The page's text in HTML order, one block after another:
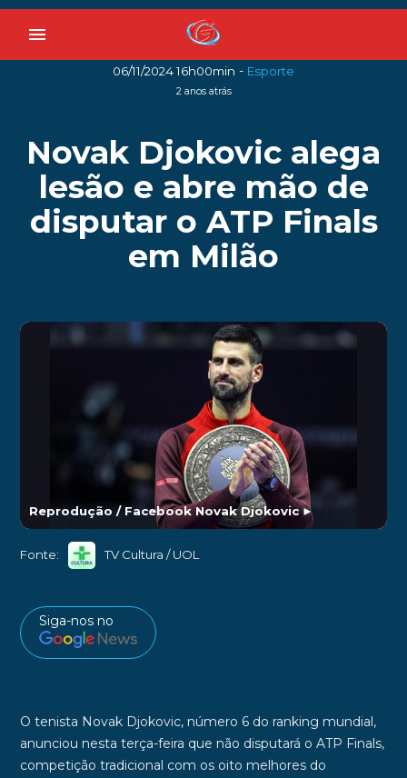
menu
06/11/2024 16h00min - Esporte
2 anos atrás
Novak Djokovic alega
lesão e abre mão de
disputar o ATP Finals
em Milão
Reprodução / Facebook Novak Djokovic►
Fonte: TV Cultura / UOL
Siga-nos no
O tenista Novak Djokovic, número 6 do ranking mundial,
anunciou nesta terça-feira que não disputará o ATP Finals,
competição tradicional com osoito melhores do